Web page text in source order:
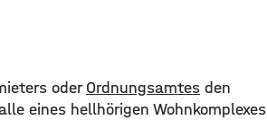
oderOrdnungsamtes den
eines hellhörigen Wohnkomplexes